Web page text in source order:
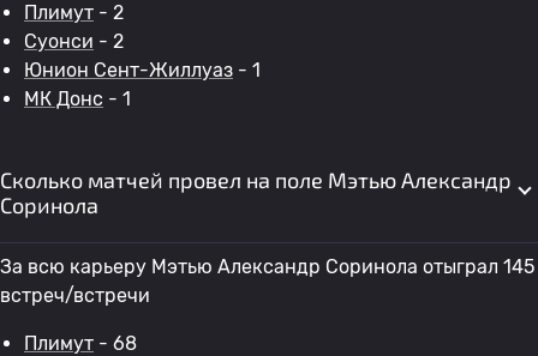
Плимут - 2
Суонси - 2
Юнион Сент-Жиллуаз - 1
МК Донс - 1
Сколько матчей провел на поле Мэтью Александр
Соринола
За всю карьеру Мэтью Александр Соринола отыграл 145
встреч/встречи
Плимут - 68